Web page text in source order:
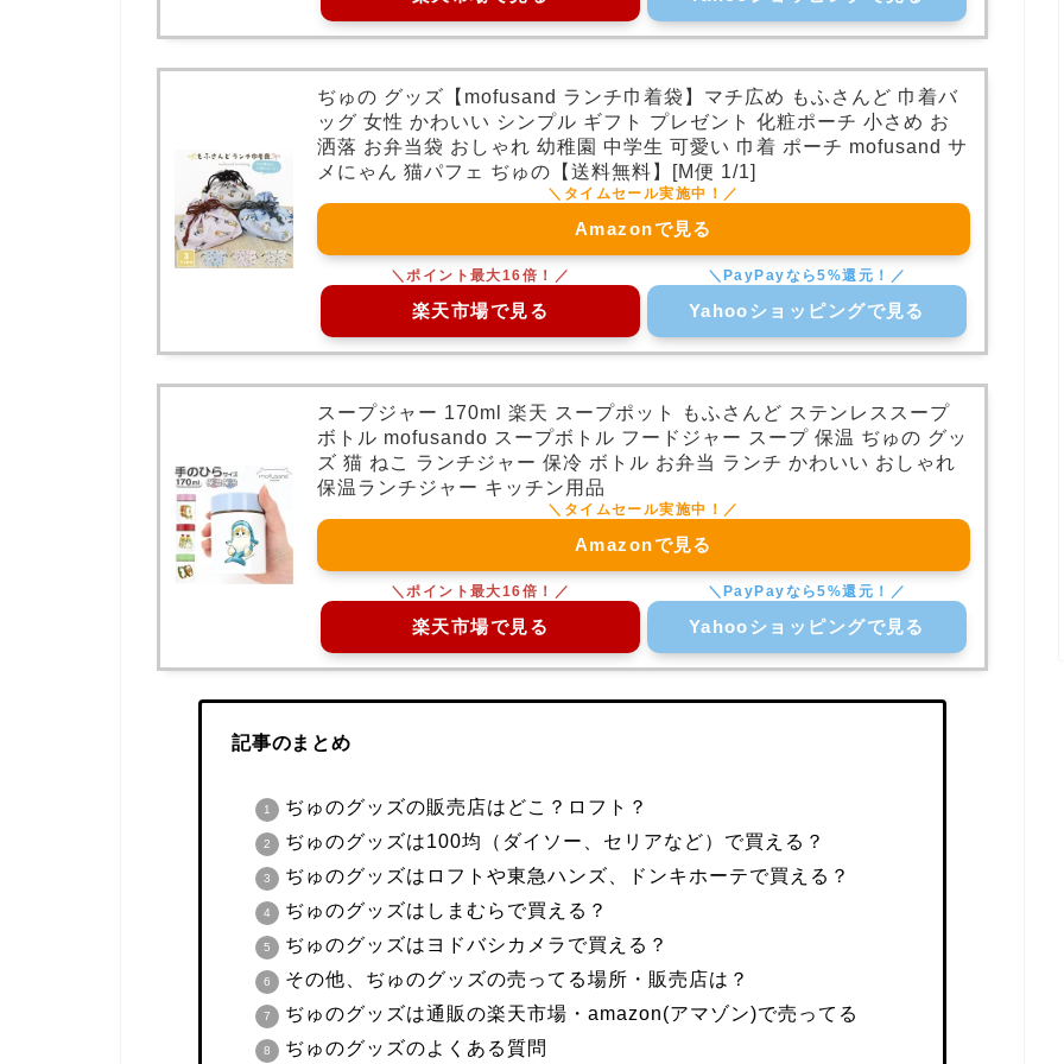
ぢゅの グッズ【mofusand ランチ巾着袋】マチ広め もふさんど 巾着バ
ッグ 女性 かわいい シンプル ギフト プレゼント 化粧ポーチ 小さめ お
洒落 お弁当袋 おしゃれ 幼稚園 中学生 可愛い 巾着 ポーチ mofusand サ
メにゃん 猫パフェ ぢゅの【送料無料】[M便 1/1]
Amazonで見る
楽天市場で見る Yahooショッピングで見る
スープジャー 170ml 楽天 スープポット もふさんど ステンレススープ
ボトル mofusando スープボトル フードジャー スープ 保温 ぢゅの グッ
ズ 猫 ねこ ランチジャー 保冷 ボトル お弁当 ランチ かわいい おしゃれ
保温ランチジャー キッチン用品
Amazonで見る
楽天市場で見る Yahooショッピングで見る
記事のまとめ
ぢゅのグッズの販売店はどこ？ロフト？
ぢゅのグッズは100均（ダイソー、セリアなど）で買える？
ぢゅのグッズはロフトや東急ハンズ、ドンキホーテで買える？
ぢゅのグッズはしまむらで買える？
ぢゅのグッズはヨドバシカメラで買える？
その他、ぢゅのグッズの売ってる場所・販売店は？
ぢゅのグッズは通販の楽天市場・amazon(アマゾン)で売ってる
ぢゅのグッズのよくある質問